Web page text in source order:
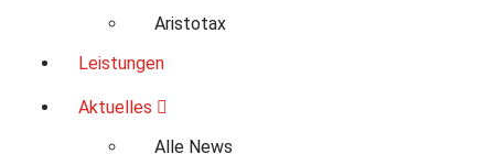
Aristotax
Leistungen
Aktuelles
Alle News